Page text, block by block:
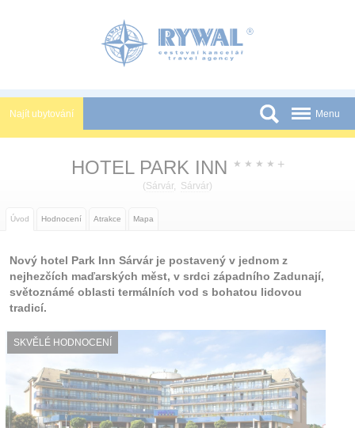
Najít ubytování
Slevy a Last Minute
Partneři
Tištěné katalogy
Menu
HOTEL PARK INN ★ ★ ★ ★ +
(Sárvár, Sárvár)
Úvod Hodnocení Atrakce Mapa
Nový hotel Park Inn Sárvár je postavený v jednom z
nejhezčích maďarských měst, v srdci západního Zadunají,
světoznámé oblasti termálních vod s bohatou lidovou
tradicí.
SKVĚLÉ HODNOCENÍ